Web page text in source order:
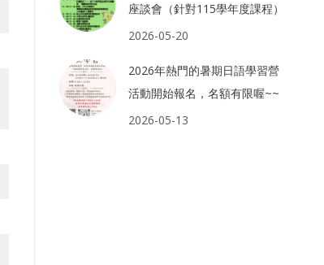
座談會（針對115學年度課程）
2026-05-20
2026年熱門的暑期日語學習營
活動開始報名，名額有限喔~~
2026-05-13